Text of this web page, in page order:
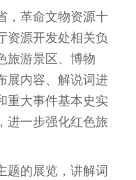
，革命文物资源十
资源开发处相关负
旅游景区、博物
展内容、解说词进
重大事件基本史实
进一步强化红色旅
题的展览，讲解词